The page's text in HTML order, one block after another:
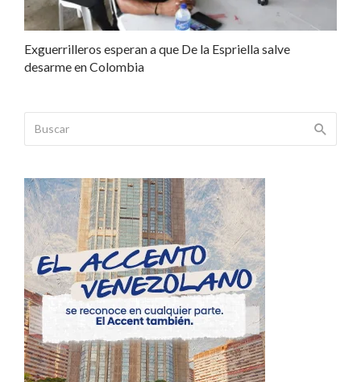
Exguerrilleros esperan a que De la Espriella salve
desarme en Colombia